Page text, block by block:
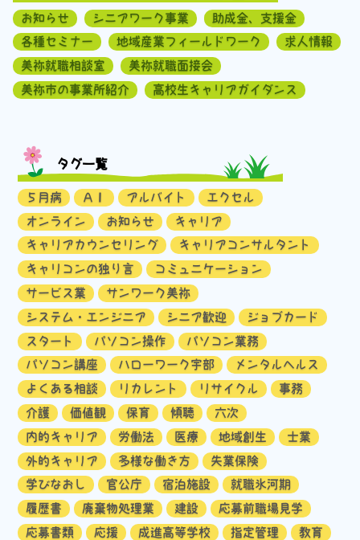
お知らせ シニアワーク事業
助成金、支援金
各種セミナー
地域産業フィールドワーク
求人情報
美祢就職相談室
美祢就職面接会
美祢市の事業所紹介
高校生キャリアガイダンス
タグ一覧
５月病 ＡＩ アルバイト
エクセル
オンライン
お知らせ
キャリア
キャリアカウンセリング
キャリアコンサルタント
キャリコンの独り言
コミュニケーション
サービス業
サンワーク美祢
システム・エンジニア
シニア歓迎
ジョブカード
スタート
パソコン操作
パソコン業務
パソコン講座
ハローワーク宇部
メンタルヘルス
よくある相談
リカレント リサイクル
事務
介護
価値観 保育 傾聴
六次
内的キャリア
労働法 医療 地域創生
士業
外的キャリア
多様な働き方
失業保険
学びなおし
官公庁 宿泊施設
就職氷河期
履歴書
廃棄物処理業 建設
応募前職場見学
応募書類
応援 成進高等学校 指定管理
教育